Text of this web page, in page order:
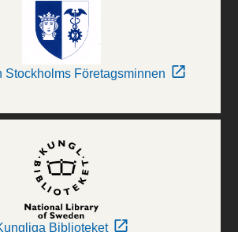
Stockholms Företagsminnen
Biblioteket